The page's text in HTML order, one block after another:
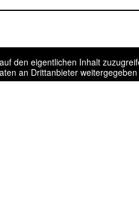
den eigentlichen Inhalt
an Drittanbieter